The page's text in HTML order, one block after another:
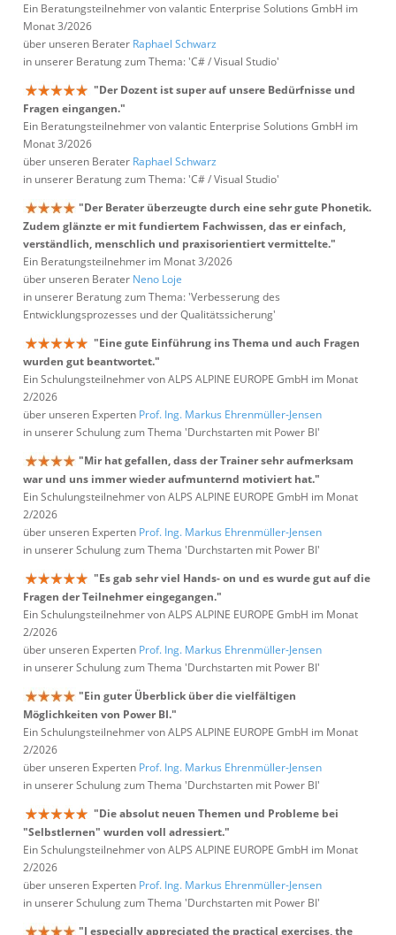
Ein Beratungsteilnehmer von valantic Enterprise Solutions GmbH im
Monat 3/2026
über unseren Berater Raphael Schwarz
in unserer Beratung zum Thema: 'C# / Visual Studio'
"Der Dozent ist super auf unsere Bedürfnisse und
Fragen eingangen."
Ein Beratungsteilnehmer von valantic Enterprise Solutions GmbH im
Monat 3/2026
über unseren Berater Raphael Schwarz
in unserer Beratung zum Thema: 'C# / Visual Studio'
"Der Berater überzeugte durch eine sehr gute Phonetik.
Zudem glänzte er mit fundiertem Fachwissen, das er einfach,
verständlich, menschlich und praxisorientiert vermittelte."
Ein Beratungsteilnehmer im Monat 3/2026
über unseren Berater Neno Loje
in unserer Beratung zum Thema: 'Verbesserung des
Entwicklungsprozesses und der Qualitätssicherung'
"Eine gute Einführung ins Thema und auch Fragen
wurden gut beantwortet."
Ein Schulungsteilnehmer von ALPS ALPINE EUROPE GmbH im Monat
2/2026
über unseren Experten Prof. Ing. Markus Ehrenmüller-Jensen
in unserer Schulung zum Thema 'Durchstarten mit Power BI'
"Mir hat gefallen, dass der Trainer sehr aufmerksam
war und uns immer wieder aufmunternd motiviert hat."
Ein Schulungsteilnehmer von ALPS ALPINE EUROPE GmbH im Monat
2/2026
über unseren Experten Prof. Ing. Markus Ehrenmüller-Jensen
in unserer Schulung zum Thema 'Durchstarten mit Power BI'
"Es gab sehr viel Hands- on und es wurde gut auf die
Fragen der Teilnehmer eingegangen."
Ein Schulungsteilnehmer von ALPS ALPINE EUROPE GmbH im Monat
2/2026
über unseren Experten Prof. Ing. Markus Ehrenmüller-Jensen
in unserer Schulung zum Thema 'Durchstarten mit Power BI'
"Ein guter Überblick über die vielfältigen
Möglichkeiten von Power BI."
Ein Schulungsteilnehmer von ALPS ALPINE EUROPE GmbH im Monat
2/2026
über unseren Experten Prof. Ing. Markus Ehrenmüller-Jensen
in unserer Schulung zum Thema 'Durchstarten mit Power BI'
"Die absolut neuen Themen und Probleme bei
"Selbstlernen" wurden voll adressiert."
Ein Schulungsteilnehmer von ALPS ALPINE EUROPE GmbH im Monat
2/2026
über unseren Experten Prof. Ing. Markus Ehrenmüller-Jensen
in unserer Schulung zum Thema 'Durchstarten mit Power BI'
"I especially appreciated the practical exercises, the